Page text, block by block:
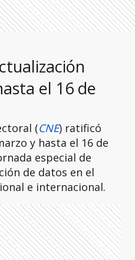
el 16 de
(CNE) ratificó
y hasta el 16 de
especial de
de datos en el
e internacional.